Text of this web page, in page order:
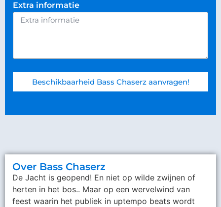
Extra informatie
Beschikbaarheid Bass Chaserz aanvragen!
Over Bass Chaserz
De Jacht is geopend! En niet op wilde zwijnen of
herten in het bos.. Maar op een wervelwind van
feest waarin het publiek in uptempo beats wordt